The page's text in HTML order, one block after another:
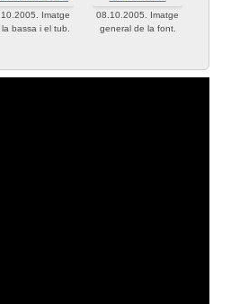
Imatge
bassa i el tub.
08.10.2005. Imatge
general de la font.